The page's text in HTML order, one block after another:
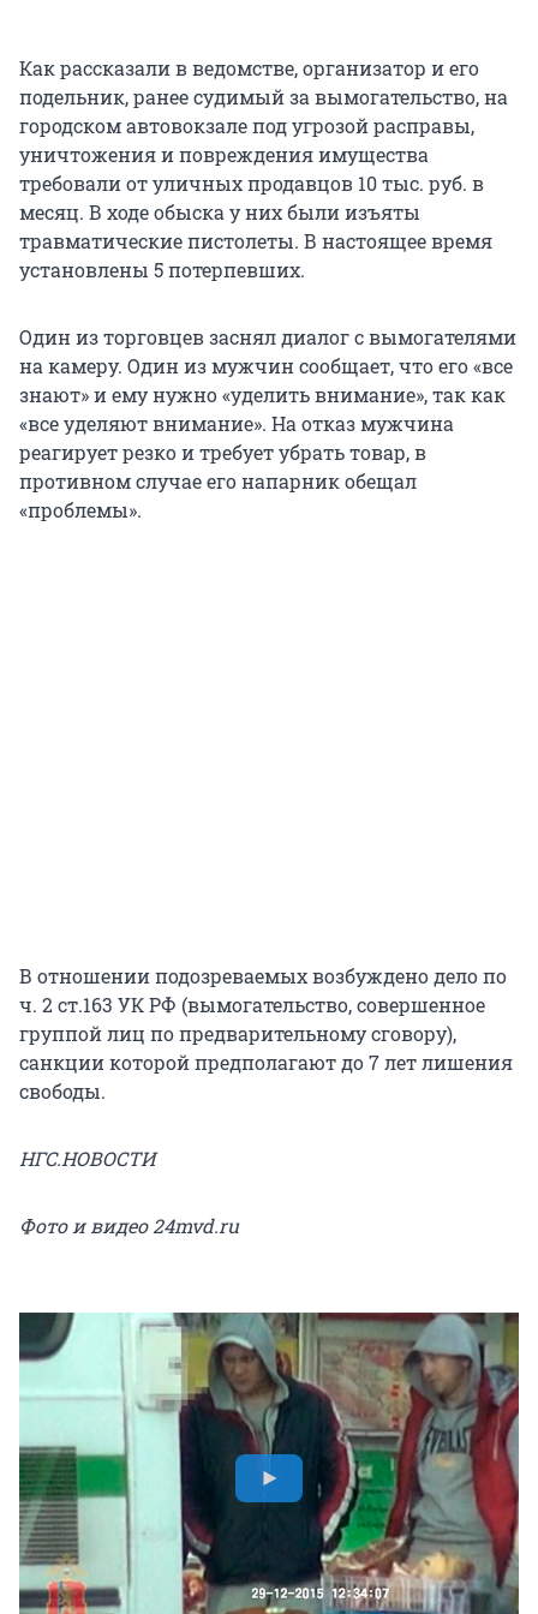
Как рассказали в ведомстве, организатор и его
подельник, ранее судимый за вымогательство, на
городском автовокзале под угрозой расправы,
уничтожения и повреждения имущества
требовали от уличных продавцов 10 тыс. руб. в
месяц. В ходе обыска у них были изъяты
травматические пистолеты. В настоящее время
установлены 5 потерпевших.
Один из торговцев заснял диалог с вымогателями
на камеру. Один из мужчин сообщает, что его «все
знают» и ему нужно «уделить внимание», так как
«все уделяют внимание». На отказ мужчина
реагирует резко и требует убрать товар, в
противном случае его напарник обещал
«проблемы».
В отношении подозреваемых возбуждено дело по
ч. 2 ст.163 УК РФ (вымогательство, совершенное
группой лиц по предварительному сговору),
санкции которой предполагают до 7 лет лишения
свободы.
НГС.НОВОСТИ
Фото и видео 24mvd.ru